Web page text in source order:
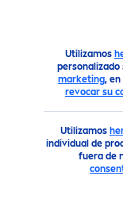
Utilizamos
marketing,
revocar su
Utilizamos
individual de
fuera de